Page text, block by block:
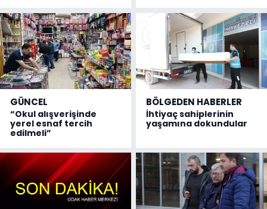
GÜNCEL
“Okul alışverişinde
yerel esnaf tercih
edilmeli”
BÖLGEDEN HABERLER
İhtiyaç sahiplerinin
yaşamına dokundular